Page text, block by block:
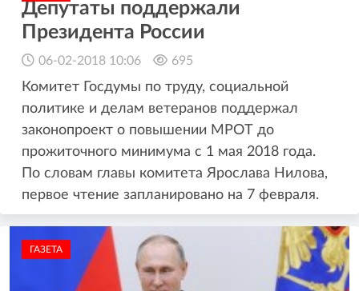
Депутаты поддержали
Президента России
06-02-2018 10:06 695
Комитет Госдумы по труду, социальной
политике и делам ветеранов поддержал
законопроект о повышении МРОТ до
прожиточного минимума с 1 мая 2018 года.
По словам главы комитета Ярослава Нилова,
первое чтение запланировано на 7 февраля.
ГАЗЕТА